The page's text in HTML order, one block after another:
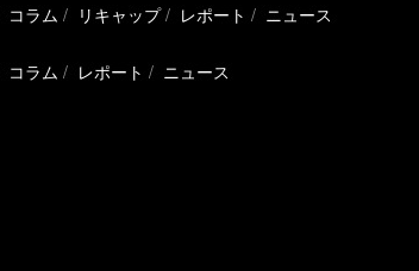
コラム リキャップ レポート ニュース
コラム レポート ニュース